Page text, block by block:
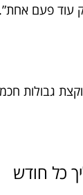
עוד פעם אחת”.
גבולות
כל חודש